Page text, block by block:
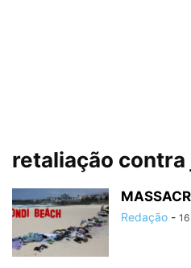
retaliação contra
Redação -